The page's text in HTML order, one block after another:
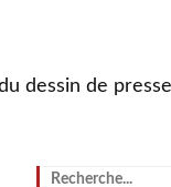
dessin de presse